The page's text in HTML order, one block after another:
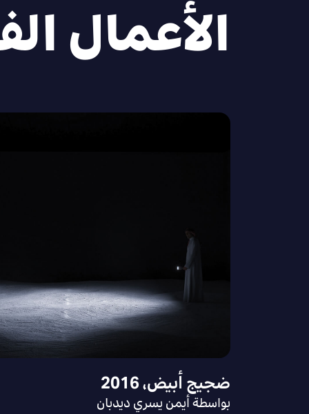
الأعمال
ضجيج أبيض، 2016
بواسطة أيمن يسري ديدبان